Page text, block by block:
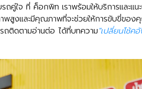
ใจ ที่ ค็อกพิท เราพร้อมให้บริการและแน
สูงและมีคุณภาพที่จะช่วยให้การขับขี่ของ
ถติดตามอ่านต่อ ได้ที่บทความ"เปลี่ยนโช้ค